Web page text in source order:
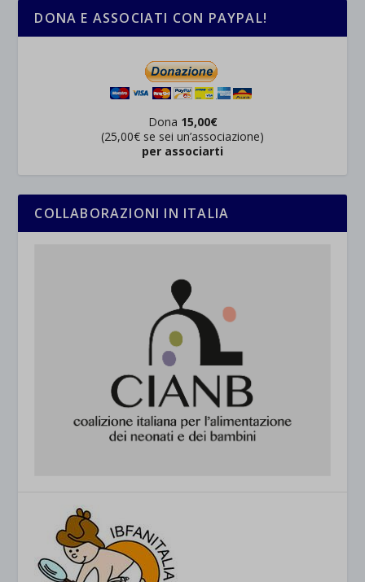
DONA E ASSOCIATI CON PAYPAL!
Dona 15,00€
(25,00€ se sei un’associazione)
per associarti
COLLABORAZIONI IN ITALIA